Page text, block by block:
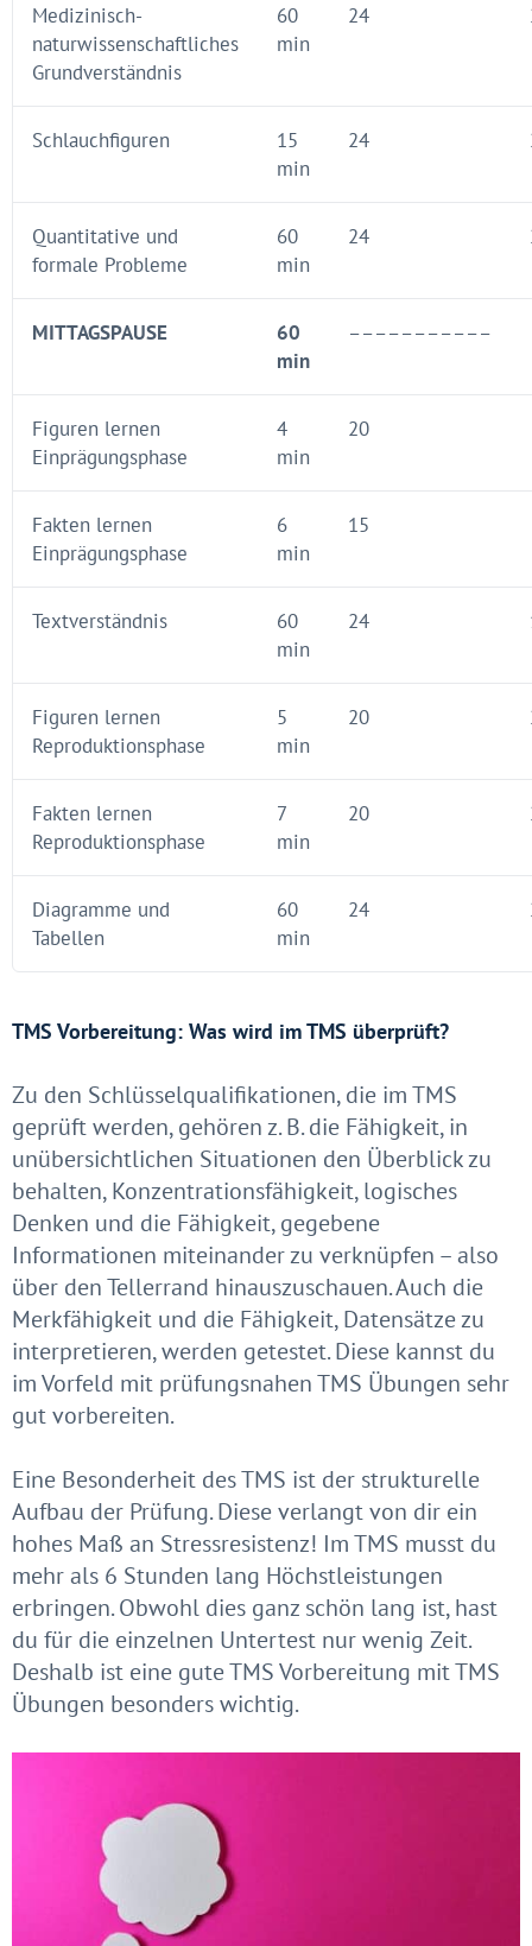
Medizinisch-
naturwissenschaftliches
Grundverständnis
60
min
24
Schlauchfiguren
15
min
24
Quantitative und
formale Probleme
60
min
24
MITTAGSPAUSE
60
min
–––––––––––
Figuren lernen
Einprägungsphase
4
min
20
Fakten lernen
Einprägungsphase
6
min
15
Textverständnis
60
min
24
Figuren lernen
Reproduktionsphase
5
min
20
Fakten lernen
Reproduktionsphase
7
min
20
Diagramme und
Tabellen
60
min
24
TMS Vorbereitung: Was wird im TMS überprüft?
Zu den Schlüsselqualifikationen, die im TMS
geprüft werden, gehören z. B. die Fähigkeit, in
unübersichtlichen Situationen den Überblick zu
behalten, Konzentrationsfähigkeit, logisches
Denken und die Fähigkeit, gegebene
Informationen miteinander zu verknüpfen – also
über den Tellerrand hinauszuschauen. Auch die
Merkfähigkeit und die Fähigkeit, Datensätze zu
interpretieren, werden getestet. Diese kannst du
im Vorfeld mit prüfungsnahen TMS Übungen sehr
gut vorbereiten.
Eine Besonderheit des TMS ist der strukturelle
Aufbau der Prüfung. Diese verlangt von dir ein
hohes Maß an Stressresistenz! Im TMS musst du
mehr als 6 Stunden lang Höchstleistungen
erbringen. Obwohl dies ganz schön lang ist, hast
du für die einzelnen Untertest nur wenig Zeit.
Deshalb ist eine gute TMS Vorbereitung mit TMS
Übungen besonders wichtig.